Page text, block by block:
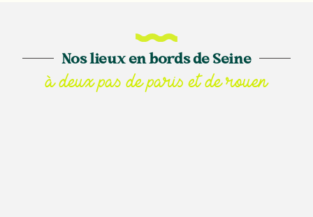
Nos lieux en bords de Seine
à deux pas de paris et de rouen